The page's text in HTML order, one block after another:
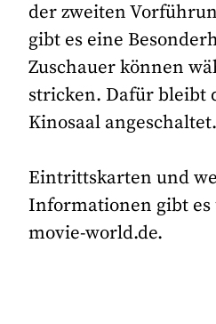
der zweiten
gibt es eine
Zuschauer können
stricken. Dafür bleibt
Kinosaal angeschaltet.
Eintrittskarten und
Informationen gibt
movie-world.de.